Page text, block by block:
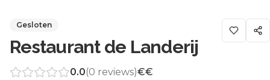
Gesloten
Restaurant de Landerij
0.0(0 reviews)€€